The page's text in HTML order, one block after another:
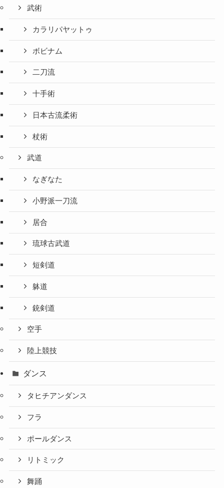
武術
カラリパヤットゥ
ボビナム
二刀流
十手術
日本古流柔術
杖術
武道
なぎなた
小野派一刀流
居合
琉球古武道
短剣道
躰道
銃剣道
空手
陸上競技
ダンス
タヒチアンダンス
フラ
ポールダンス
リトミック
舞踊